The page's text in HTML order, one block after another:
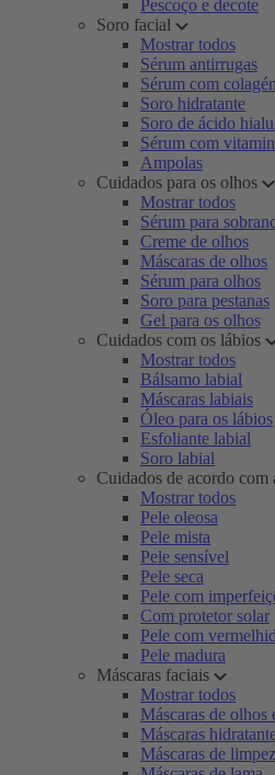
Pescoço e decote
Soro facial
Mostrar todos
Sérum antirrugas
Sérum com
Soro hidratante
Soro de ácido
Sérum com
Ampolas
Cuidados para os olhos
Mostrar todos
Sérum para
Creme de olhos
Máscaras de olhos
Sérum para olhos
Soro para pestanas
Gel para os olhos
Cuidados com os lábios
Mostrar todos
Bálsamo labial
Máscaras labiais
Óleo para os lábios
Esfoliante labial
Soro labial
Cuidados de acordo com
Mostrar todos
Pele oleosa
Pele mista
Pele sensível
Pele seca
Pele com
Com protetor solar
Pele com
Pele madura
Máscaras faciais
Mostrar todos
Máscaras de olhos
Máscaras
Máscaras de